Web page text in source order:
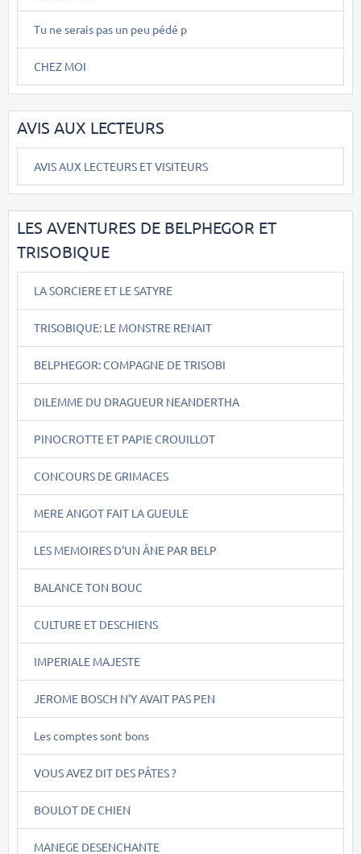
Tu ne serais pas un peu pédé p
CHEZ MOI
AVIS AUX LECTEURS
AVIS AUX LECTEURS ET VISITEURS
LES AVENTURES DE BELPHEGOR ET
TRISOBIQUE
LA SORCIERE ET LE SATYRE
TRISOBIQUE: LE MONSTRE RENAIT
BELPHEGOR: COMPAGNE DE TRISOBI
DILEMME DU DRAGUEUR NEANDERTHA
PINOCROTTE ET PAPIE CROUILLOT
CONCOURS DE GRIMACES
MERE ANGOT FAIT LA GUEULE
LES MEMOIRES D'UN ÂNE PAR BELP
BALANCE TON BOUC
CULTURE ET DESCHIENS
IMPERIALE MAJESTE
JEROME BOSCH N'Y AVAIT PAS PEN
Les comptes sont bons
VOUS AVEZ DIT DES PÂTES ?
BOULOT DE CHIEN
MANEGE DESENCHANTE